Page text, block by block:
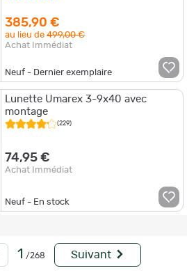
385,90 €
au lieu de499,00 €
Achat Immédiat
Neuf - Dernier exemplaire
Lunette Umarex 3-9x40 avec
montage
(229)
74,95 €
Achat Immédiat
Neuf - En stock
1 /268 Suivant